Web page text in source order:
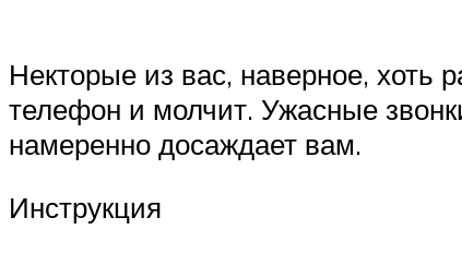
Некторые из вас, наверное, хоть
телефон и молчит. Ужасные
намеренно досаждает вам.
Инструкция